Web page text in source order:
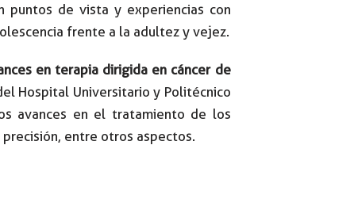
puntos de vista y experiencias con
frente a la adultez y vejez.
en terapia dirigida en cáncer de
Hospital Universitario y Politécnico
avances en el tratamiento de los
entre otros aspectos.